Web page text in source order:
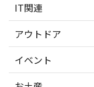
IT関連
アウトドア
イベント